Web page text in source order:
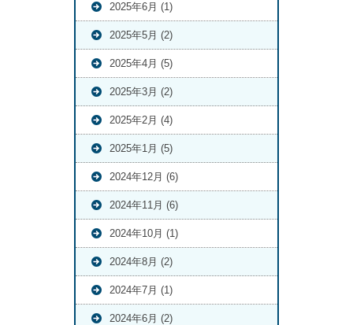
2025年6月 (1)
2025年5月 (2)
2025年4月 (5)
2025年3月 (2)
2025年2月 (4)
2025年1月 (5)
2024年12月 (6)
2024年11月 (6)
2024年10月 (1)
2024年8月 (2)
2024年7月 (1)
2024年6月 (2)